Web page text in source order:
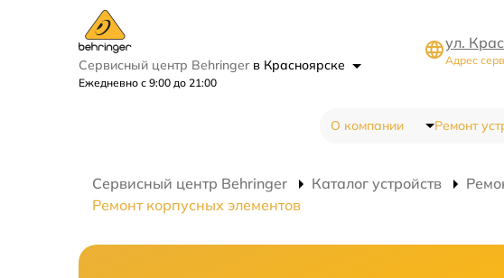
Сервисный центр Behringer в Красноярске
Ежедневно с 9:00 до 21:00
ул.
Адрес
О компании Ремонт
Сервисный центр Behringer Каталог устройств
Ремонт корпусных элементов